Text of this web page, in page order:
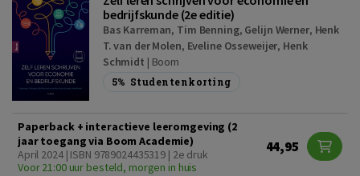
bedrijfskunde (2e editie)
Bas Karreman, Tim Benning, Gelijn Werner, Henk
T. van der Molen, Eveline Osseweijer, Henk
Schmidt | Boom
5% Studentenkorting
Paperback + interactieve leeromgeving (2
jaar toegang via Boom Academie)
April 2024 | ISBN 9789024435319 | 2e druk
Voor 21:00 uur besteld, morgen in huis
44,95